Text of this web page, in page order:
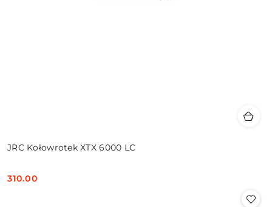
JRC Kołowrotek XTX 6000 LC
Cena:
310.00